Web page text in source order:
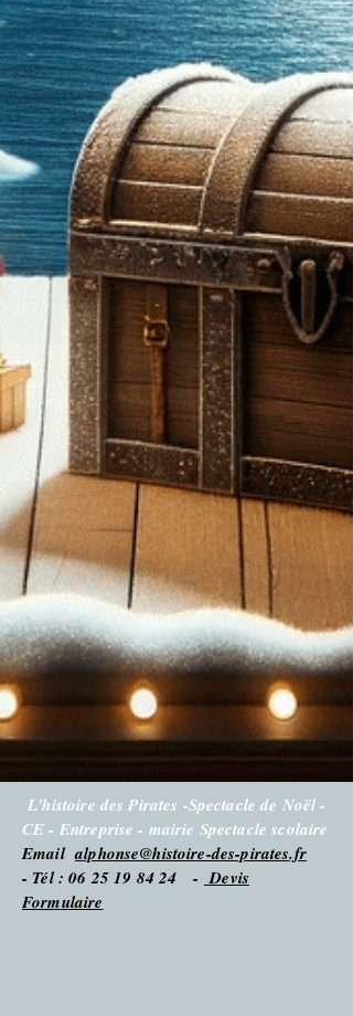
L'histoire des Pirates -Spectacle de Noël -
CE - Entreprise - mairie Spectacle scolaire
Emailalphonse@histoire-des-pirates.fr
- Tél : 06 25 19 84 24 - Devis
Formulaire